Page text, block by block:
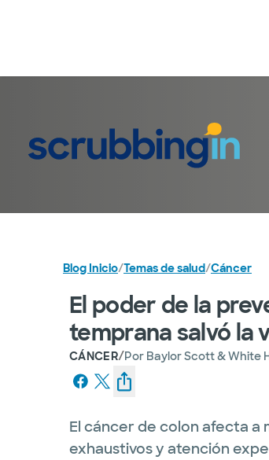
Blog Inicio/Temas de salud/Cáncer
El poder de la
temprana salvó la
CÁNCER/Por Baylor Scott & White
El cáncer de colon afecta a
exhaustivos y atención